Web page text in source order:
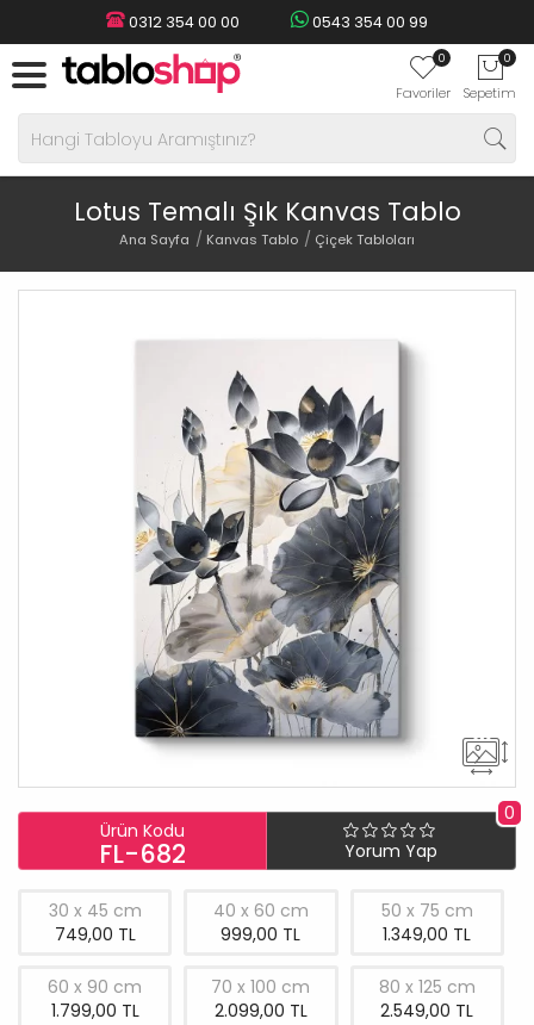
0312 354 00 00 0543 354 00 99
0
Favoriler
0
Sepetim
Lotus Temalı Şık Kanvas Tablo
Ana Sayfa Kanvas Tablo Çiçek Tabloları
Ürün Kodu
FL-682
0
Yorum Yap
30 x 45 cm
749,00 TL
40 x 60 cm
999,00 TL
50 x 75 cm
1.349,00 TL
60 x 90 cm
1.799,00 TL
70 x 100 cm
2.099,00 TL
80 x 125 cm
2.549,00 TL